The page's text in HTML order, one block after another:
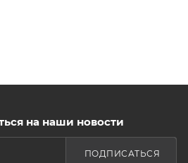
на наши новости
ПОДПИСАТЬСЯ